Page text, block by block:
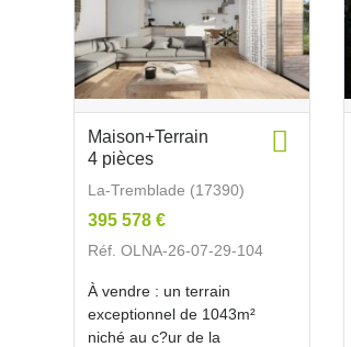
Maison+Terrain
4 pièces
La-Tremblade (17390)
395 578 €
Réf. OLNA-26-07-29-104
À vendre : un terrain
exceptionnel de 1043m²
niché au c?ur de la